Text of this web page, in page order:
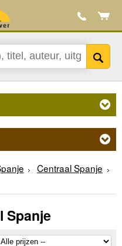
Centraal Spanje
Spanje